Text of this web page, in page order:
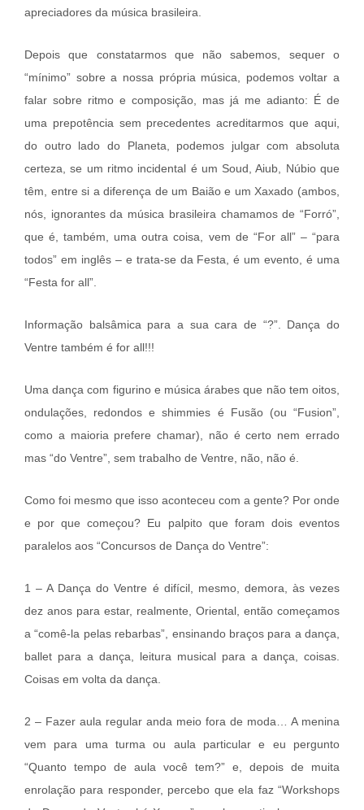
apreciadores da música brasileira.
Depois que constatarmos que não sabemos, sequer o
“mínimo” sobre a nossa própria música, podemos voltar a
falar sobre ritmo e composição, mas já me adianto: É de
uma prepotência sem precedentes acreditarmos que aqui,
do outro lado do Planeta, podemos julgar com absoluta
certeza, se um ritmo incidental é um Soud, Aiub, Núbio que
têm, entre si a diferença de um Baião e um Xaxado (ambos,
nós, ignorantes da música brasileira chamamos de “Forró”,
que é, também, uma outra coisa, vem de “For all” – “para
todos” em inglês – e trata-se da Festa, é um evento, é uma
“Festa for all”.
Informação balsâmica para a sua cara de “?”. Dança do
Ventre também é for all!!!
Uma dança com figurino e música árabes que não tem oitos,
ondulações, redondos e shimmies é Fusão (ou “Fusion”,
como a maioria prefere chamar), não é certo nem errado
mas “do Ventre”, sem trabalho de Ventre, não, não é.
Como foi mesmo que isso aconteceu com a gente? Por onde
e por que começou? Eu palpito que foram dois eventos
paralelos aos “Concursos de Dança do Ventre”:
1 – A Dança do Ventre é difícil, mesmo, demora, às vezes
dez anos para estar, realmente, Oriental, então começamos
a “comê-la pelas rebarbas”, ensinando braços para a dança,
ballet para a dança, leitura musical para a dança, coisas.
Coisas em volta da dança.
2 – Fazer aula regular anda meio fora de moda… A menina
vem para uma turma ou aula particular e eu pergunto
“Quanto tempo de aula você tem?” e, depois de muita
enrolação para responder, percebo que ela faz “Workshops